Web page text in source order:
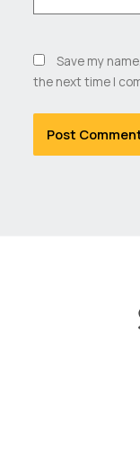
Save my
the next time I